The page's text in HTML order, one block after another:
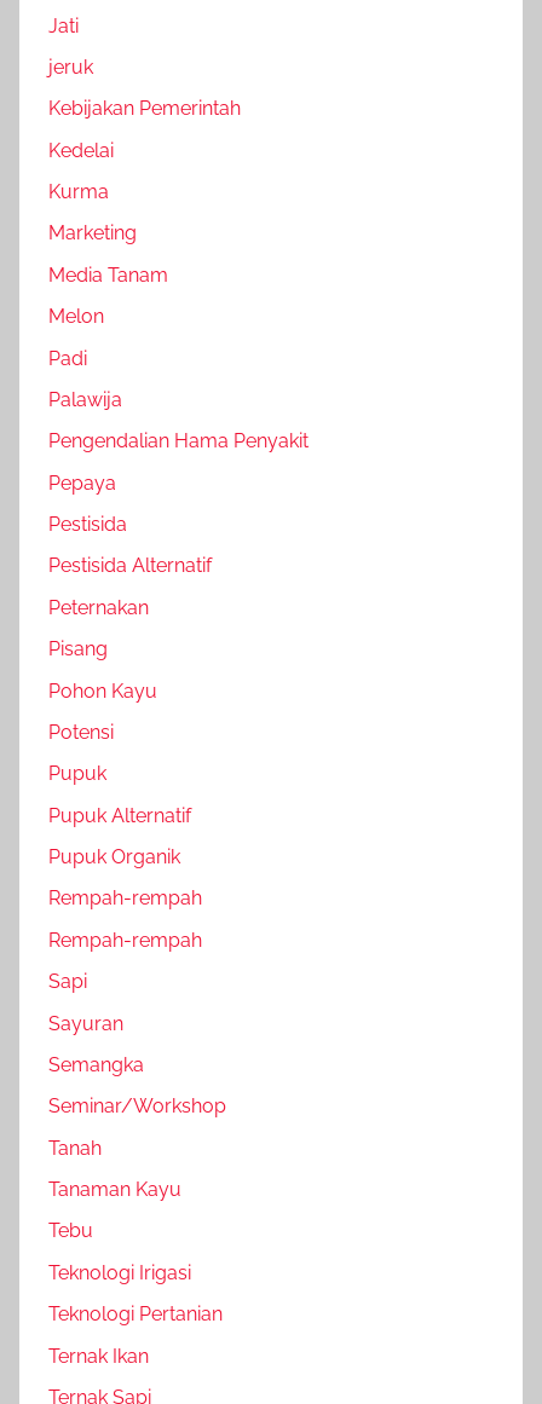
Jati
jeruk
Kebijakan Pemerintah
Kedelai
Kurma
Marketing
Media Tanam
Melon
Padi
Palawija
Pengendalian Hama Penyakit
Pepaya
Pestisida
Pestisida Alternatif
Peternakan
Pisang
Pohon Kayu
Potensi
Pupuk
Pupuk Alternatif
Pupuk Organik
Rempah-rempah
Rempah-rempah
Sapi
Sayuran
Semangka
Seminar/Workshop
Tanah
Tanaman Kayu
Tebu
Teknologi Irigasi
Teknologi Pertanian
Ternak Ikan
Ternak Sapi